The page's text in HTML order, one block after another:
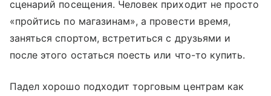
сценарий посещения. Человек приходит не просто
«пройтись по магазинам», а провести время,
заняться спортом, встретиться с друзьями и
после этого остаться поесть или что-то купить.
Падел хорошо подходит торговым центрам как